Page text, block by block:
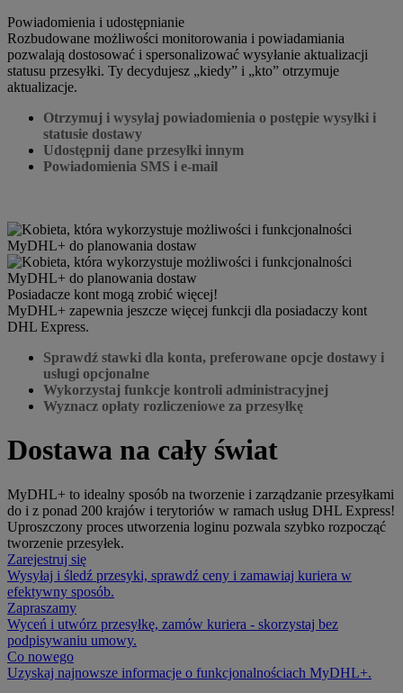
Powiadomienia i udostępnianie
Rozbudowane możliwości monitorowania i powiadamiania
pozwalają dostosować i spersonalizować wysyłanie aktualizacji
statusu przesyłki. Ty decydujesz „kiedy” i „kto” otrzymuje
aktualizacje.
Otrzymuj i wysyłaj powiadomienia o postępie wysyłki i
statusie dostawy
Udostępnij dane przesyłki innym
Powiadomienia SMS i e-mail
Posiadacze kont mogą zrobić więcej!
MyDHL+ zapewnia jeszcze więcej funkcji dla posiadaczy kont
DHL Express.
Sprawdź stawki dla konta, preferowane opcje dostawy i
usługi opcjonalne
Wykorzystaj funkcje kontroli administracyjnej
Wyznacz opłaty rozliczeniowe za przesyłkę
Dostawa na cały świat
MyDHL+ to idealny sposób na tworzenie i zarządzanie przesyłkami
do i z ponad 200 krajów i terytoriów w ramach usług DHL Express!
Uproszczony proces utworzenia loginu pozwala szybko rozpocząć
tworzenie przesyłek.
Zarejestruj się
Wysyłaj i śledź przesyki, sprawdź ceny i zamawiaj kuriera w
efektywny sposób.
Zapraszamy
Wyceń i utwórz przesyłkę, zamów kuriera - skorzystaj bez
podpisywaniu umowy.
Co nowego
Uzyskaj najnowsze informacje o funkcjonalnościach MyDHL+.